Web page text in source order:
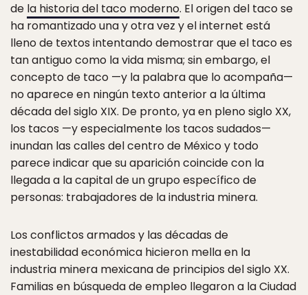
de la historia del taco moderno. El origen del taco se
ha romantizado una y otra vez y el internet está
lleno de textos intentando demostrar que el taco es
tan antiguo como la vida misma; sin embargo, el
concepto de taco —y la palabra que lo acompaña—
no aparece en ningún texto anterior a la última
década del siglo XIX. De pronto, ya en pleno siglo XX,
los tacos —y especialmente los tacos sudados—
inundan las calles del centro de México y todo
parece indicar que su aparición coincide con la
llegada a la capital de un grupo específico de
personas: trabajadores de la industria minera.
Los conflictos armados y las décadas de
inestabilidad económica hicieron mella en la
industria minera mexicana de principios del siglo XX.
Familias en búsqueda de empleo llegaron a la Ciudad